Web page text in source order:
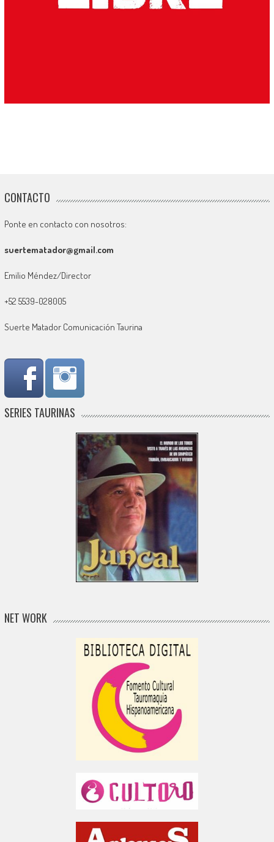
CONTACTO
Ponte en contacto con nosotros:
suertematador@gmail.com
Emilio Méndez/Director
+52 5539-028005
Suerte Matador Comunicación Taurina
SERIES TAURINAS
NET WORK